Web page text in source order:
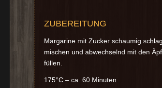
ZUBEREITUNG
Margarine mit Zucker schaumig
mischen und abwechselnd mit den
füllen.
175°C – ca. 60 Minuten.